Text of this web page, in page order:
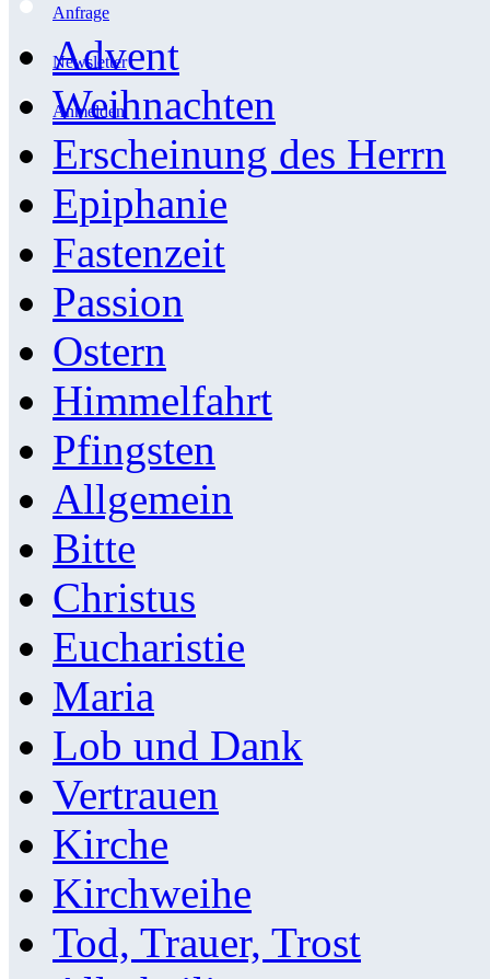
Anfrage
Newsletter
Anmelden
Advent
Weihnachten
Erscheinung des Herrn
Epiphanie
Fastenzeit
Passion
Ostern
Himmelfahrt
Pfingsten
Allgemein
Bitte
Christus
Eucharistie
Maria
Lob und Dank
Vertrauen
Kirche
Kirchweihe
Tod, Trauer, Trost